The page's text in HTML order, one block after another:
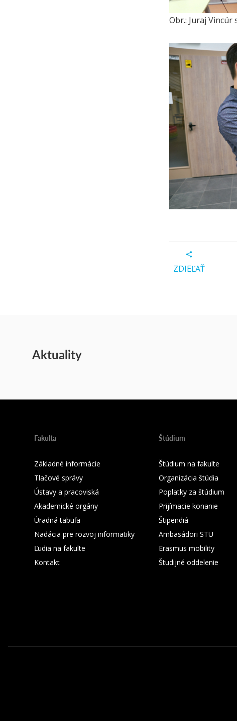
Obr.: Juraj Vincúr
ZDIEĽAŤ
Aktuality
Fakulta
Základné informácie
Tlačové správy
Ústavy a pracoviská
Akademické orgány
Úradná tabuľa
Nadácia pre rozvoj informatiky
Ľudia na fakulte
Kontakt
Štúdium
Štúdium na fakulte
Organizácia štúdia
Poplatky za štúdium
Prijímacie konanie
Štipendiá
Ambasádori STU
Erasmus mobility
Študijné oddelenie